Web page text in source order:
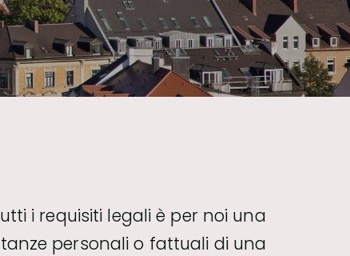
i requisiti legali è per noi una
personali o fattuali di una